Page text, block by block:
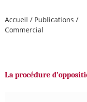
Accueil / Publications /
Commercial
La procédure